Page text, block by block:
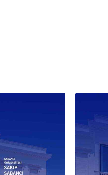
oran ve yüzey ilişkileri
“Türbe”, Hüseyin Avni
tarihsel mimariyi belgesel bir
aktarmaktan çok, geçmiş,
ve fanilik düşüncelerini görsel
dili üzerinden ifade ettiği